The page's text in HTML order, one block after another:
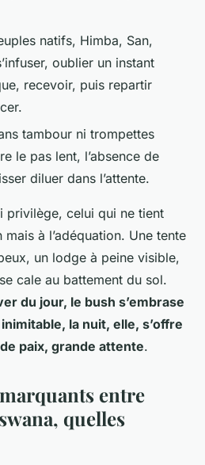
natifs, Himba, San,
oublier un instant
recevoir, puis repartir
tambour ni trompettes
le pas lent, l’absence de
diluer dans l’attente.
privilège, celui qui ne tient
à l’adéquation. Une tente
un lodge à peine visible,
cale au battement du sol.
du jour, le bush s’embrase
la nuit, elle, s’offre
paix, grande attente.
entre
quelles